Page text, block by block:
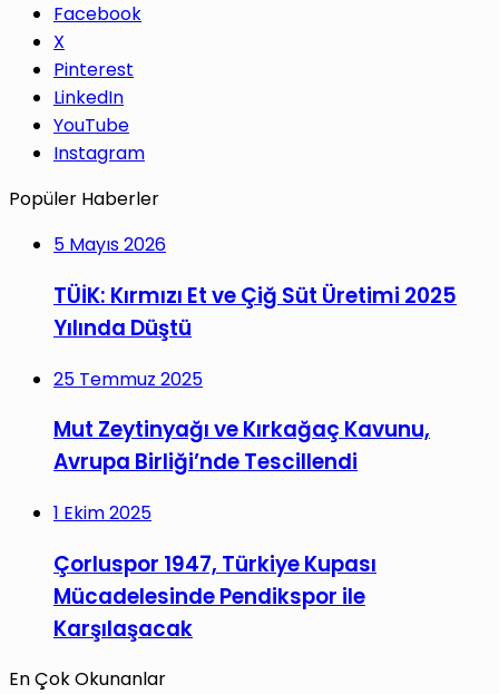
Facebook
X
Pinterest
LinkedIn
YouTube
Instagram
Popüler Haberler
5 Mayıs 2026
TÜİK: Kırmızı Et ve Çiğ Süt Üretimi 2025
Yılında Düştü
25 Temmuz 2025
Mut Zeytinyağı ve Kırkağaç Kavunu,
Avrupa Birliği’nde Tescillendi
1 Ekim 2025
Çorluspor 1947, Türkiye Kupası
Mücadelesinde Pendikspor ile
Karşılaşacak
En Çok Okunanlar